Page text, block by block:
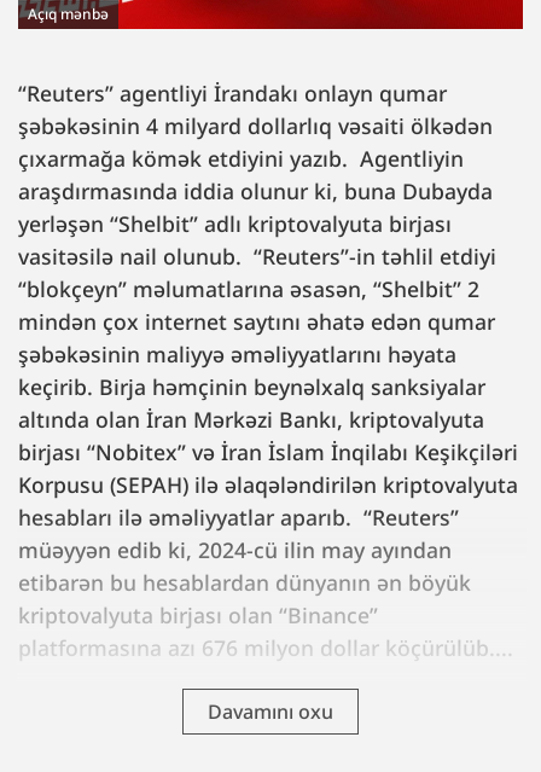
Açıq mənbə
“Reuters” agentliyi İrandakı onlayn qumar
şəbəkəsinin 4 milyard dollarlıq vəsaiti ölkədən
çıxarmağa kömək etdiyini yazıb. Agentliyin
araşdırmasında iddia olunur ki, buna Dubayda
yerləşən “Shelbit” adlı kriptovalyuta birjası
vasitəsilə nail olunub. “Reuters”-in təhlil etdiyi
“blokçeyn” məlumatlarına əsasən, “Shelbit” 2
mindən çox internet saytını əhatə edən qumar
şəbəkəsinin maliyyə əməliyyatlarını həyata
keçirib. Birja həmçinin beynəlxalq sanksiyalar
altında olan İran Mərkəzi Bankı, kriptovalyuta
birjası “Nobitex” və İran İslam İnqilabı Keşikçiləri
Korpusu (SEPAH) ilə əlaqələndirilən kriptovalyuta
hesabları ilə əməliyyatlar aparıb. “Reuters”
müəyyən edib ki, 2024-cü ilin may ayından
etibarən bu hesablardan dünyanın ən böyük
kriptovalyuta birjası olan “Binance”
platformasına azı 676 milyon dollar köçürülüb....
Davamını oxu